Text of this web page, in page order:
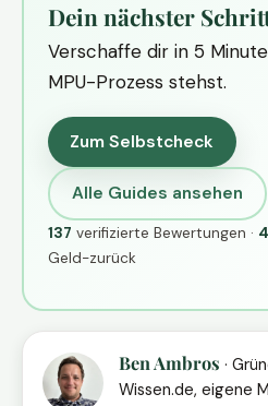
Dein nächster
Verschaffe dir in 5
MPU-Prozess stehst.
Zum Selbstcheck
Alle Guides ansehen
137 verifizierte Bewertungen ·
Geld-zurück
Ben Ambros ·
Wissen.de, eigene